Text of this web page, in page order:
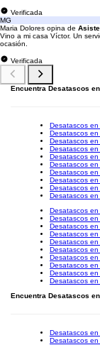
Verificada
MG
Maria Dolores opina de
Vino a mi casa Víctor. Un
ocasión.
Verificada
Encuentra Desatascos
Desatascos
Desatascos
Desatascos
Desatascos
Desatascos
Desatascos en
Desatascos en
Desatascos
Desatascos
Desatascos en
Desatascos
Desatascos
Desatascos en
Desatascos
Desatascos
Desatascos en
Desatascos
Desatascos
Desatascos
Desatascos en
Encuentra Desatascos
Desatascos
Desatascos